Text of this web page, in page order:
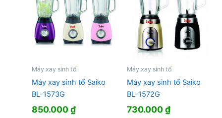
Máy xay sinh tố
Máy xay sinh tố Saiko
BL-1573G
850.000₫
Máy xay sinh tố
Máy xay sinh tố Saiko
BL-1572G
730.000₫